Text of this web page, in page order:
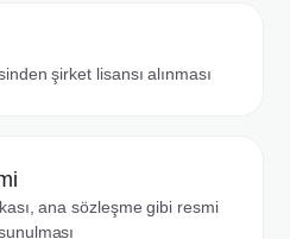
şirket lisansı alınması
ana sözleşme gibi resmi